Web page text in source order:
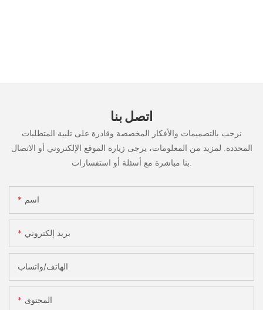
اتصل بنا
نرحب بالتصميمات والأفكار المخصصة وقادرة على تلبية المتطلبات
المحددة. لمزيد من المعلومات، يرجى زيارة الموقع الإلكتروني أو الاتصال
اسم
بريد إلكتروني
الهاتف/واتساب
المحتوى